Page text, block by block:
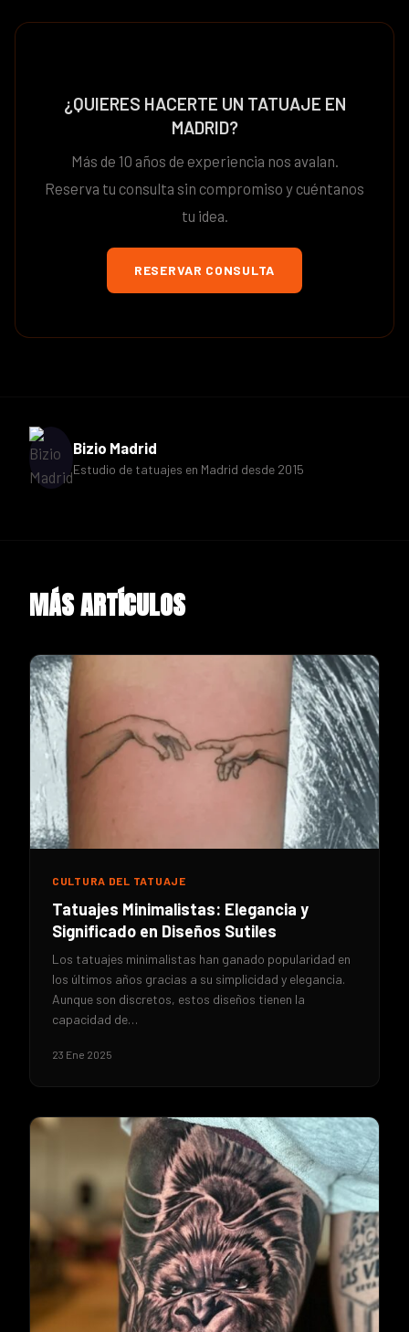
¿QUIERES HACERTE UN TATUAJE EN
MADRID?
Más de 10 años de experiencia nos avalan.
Reserva tu consulta sin compromiso y cuéntanos
tu idea.
RESERVAR CONSULTA
Bizio Madrid
Estudio de tatuajes en Madrid desde 2015
MÁS ARTÍCULOS
CULTURA DEL TATUAJE
Tatuajes Minimalistas: Elegancia y
Significado en Diseños Sutiles
Los tatuajes minimalistas han ganado popularidad en
los últimos años gracias a su simplicidad y elegancia.
Aunque son discretos, estos diseños tienen la
capacidad de…
23 Ene 2025